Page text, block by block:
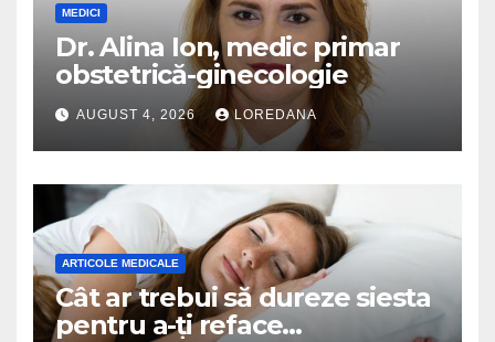
MEDICI
Dr. Alina Ion, medic primar
obstetrică-ginecologie
AUGUST 4, 2026 LOREDANA
ARTICOLE MEDICALE
Cât ar trebui să dureze siesta
pentru a-ți reface